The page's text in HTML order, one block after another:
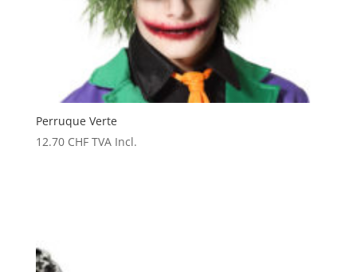
Perruque Verte
12.70 CHF TVA Incl.